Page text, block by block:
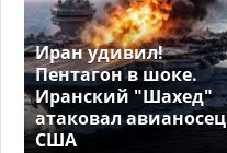
Иран удивил!
Пентагон в шоке.
Иранский "Шахед"
атаковал авианосец
США